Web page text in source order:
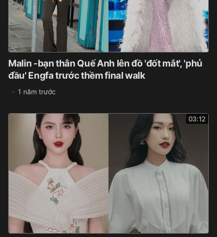
Malin -bạn thân Quế Anh lên đồ 'đốt mắt', 'phủ
đầu' Engfa trước thềm final walk
1 năm trước
03:12